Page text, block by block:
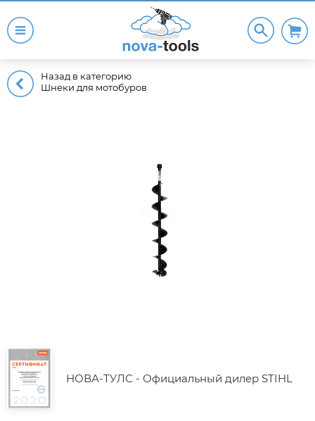
Назад в категорию
Шнеки для мотобуров
НОВА-ТУЛС - Официальный дилер STIHL